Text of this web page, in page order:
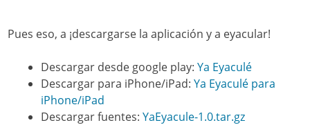
Pues eso, a ¡descargarse la aplicación y a eyacular!
Descargar desde google play:Ya Eyaculé
Descargar para iPhone/iPad:Ya Eyaculé para
iPhone/iPad
Descargar fuentes:YaEyacule-1.0.tar.gz